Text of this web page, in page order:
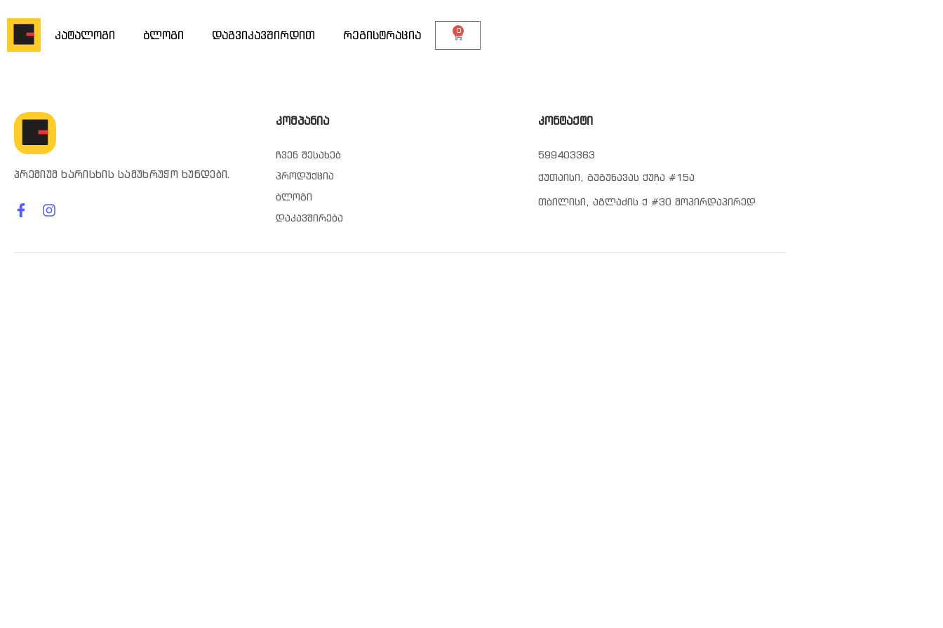
კატალოგი ბლოგი დაგვიკავშირდით რეგისტრაცია 0
პრემიუმ ხარისხის სამუხრუჭო ხუნდები.
კომპანია
ჩვენ შესახებ
პროდუქცია
ბლოგი
დაკავშირება
კონტაქტი
599403363
ქუთაისი, გუგუნავას ქუჩა #15ა
თბილისი, აგლაძის ქ #30 მოპირდაპირედ